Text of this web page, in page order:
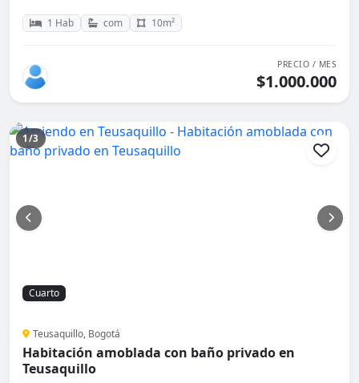
1 Hab com 10m²
PRECIO / MES
$1.000.000
1/3
Cuarto
Teusaquillo, Bogotá
Habitación amoblada con baño privado en
Teusaquillo